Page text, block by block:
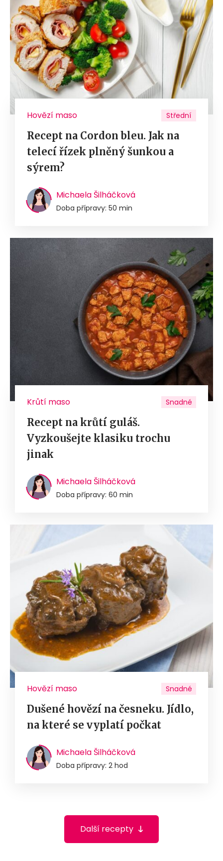
Hovězí maso Střední
Recept na Cordon bleu. Jak na
telecí řízek plněný šunkou a
sýrem?
Michaela Šilháčková
Doba přípravy: 50 min
Krůtí maso Snadné
Recept na krůtí guláš.
Vyzkoušejte klasiku trochu
jinak
Michaela Šilháčková
Doba přípravy: 60 min
Hovězí maso Snadné
Dušené hovězí na česneku. Jídlo,
na které se vyplatí počkat
Michaela Šilháčková
Doba přípravy: 2 hod
Další recepty